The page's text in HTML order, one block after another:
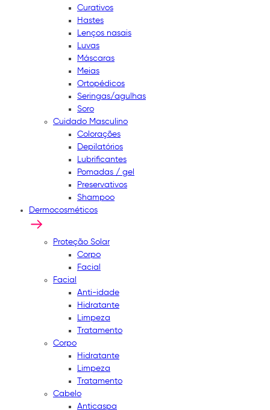
Curativos
Hastes
Lenços nasais
Luvas
Máscaras
Meias
Ortopédicos
Seringas/agulhas
Soro
Cuidado Masculino
Colorações
Depilatórios
Lubrificantes
Pomadas / gel
Preservativos
Shampoo
Dermocosméticos
Proteção Solar
Corpo
Facial
Facial
Anti-idade
Hidratante
Limpeza
Tratamento
Corpo
Hidratante
Limpeza
Tratamento
Cabelo
Anticaspa